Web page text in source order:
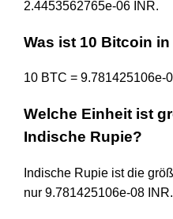
2.4453562765e-06 INR.
Was ist 10 Bitcoin
10 BTC = 9.781425106e-
Welche Einheit ist
Indische Rupie?
Indische Rupie ist die
nur 9.781425106e-08 INR.